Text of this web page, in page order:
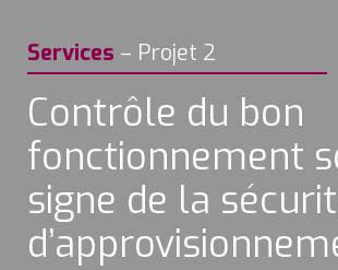
Services – Projet 2
Contrôle du bon
fonctionnement
signe de la